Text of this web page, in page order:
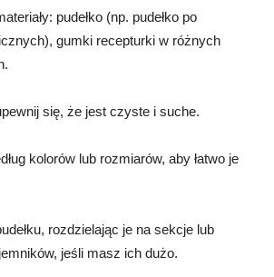
pudełko (np. pudełko po
gumki recepturki w różnych
się, że jest czyste i suche.
kolorów lub rozmiarów, aby łatwo je
rozdzielając je na sekcje lub
jeśli masz ich dużo.